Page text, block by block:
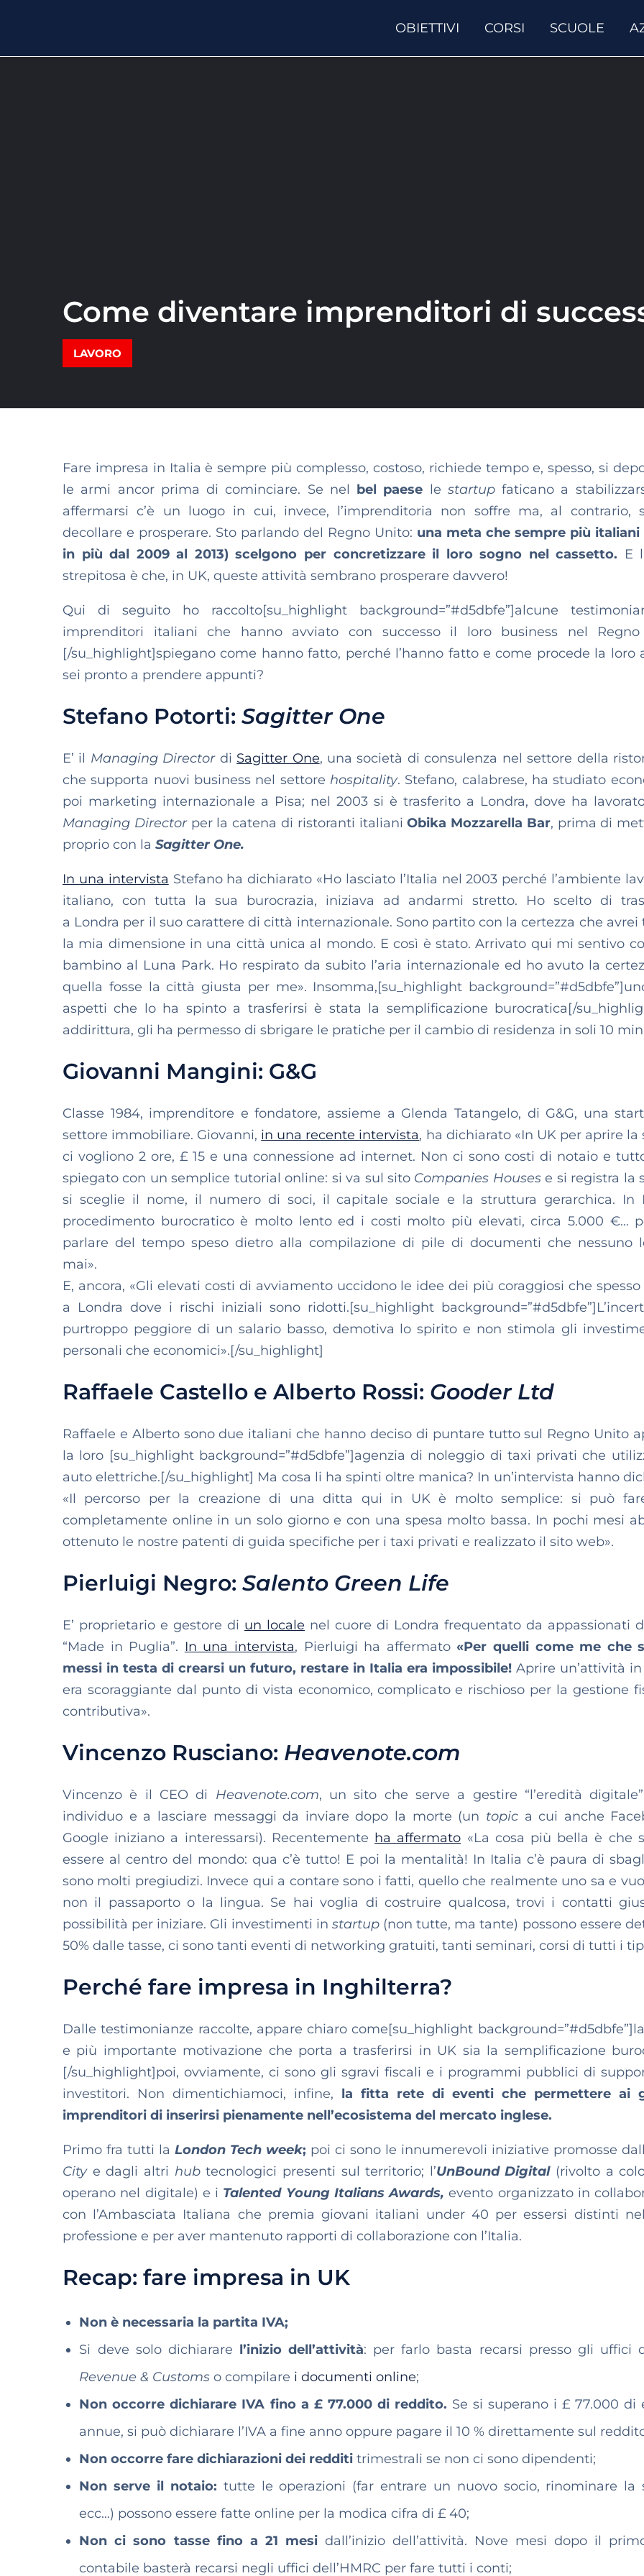
OBIETTIVI CORSI SCUOLE
Come diventare imprenditori di
LAVORO
Fare impresa in Italia è sempre più complesso, costoso, richiede tempo e, spesso, si
le armi ancor prima di cominciare. Se nel bel paese le startupfaticano a
affermarsi c’è un luogo in cui, invece, l’imprenditoria non soffre ma, al contrario,
decollare e prosperare. Sto parlando del Regno Unito: una meta che sempre più italiani
in più dal 2009 al 2013) scelgono per concretizzare il loro sogno nel cassetto. E
strepitosa è che, in UK, queste attività sembrano prosperare davvero!
Qui di seguito ho raccolto[su_highlight background=”#d5dbfe”]alcune
imprenditori italiani che hanno avviato con successo il loro business nel Regno
[/su_highlight]spiegano come hanno fatto, perché l’hanno fatto e come procede la loro
sei pronto a prendere appunti?
Stefano Potorti: Sagitter One
E’ il Managing Directordi Sagitter One, una società di consulenza nel settore della
che supporta nuovi business nel settore hospitality. Stefano, calabrese, ha studiato
poi marketing internazionale a Pisa; nel 2003 si è trasferito a Londra, dove ha
Managing Directorper la catena di ristoranti italianiObika Mozzarella Bar, prima di
proprio con la Sagitter One.
In una intervista Stefano ha dichiarato «Ho lasciato l’Italia nel 2003 perché l’ambiente
italiano, con tutta la sua burocrazia, iniziava ad andarmi stretto. Ho scelto di
a Londra per il suo carattere di città internazionale. Sono partito con la certezza che avrei
la mia dimensione in una città unica al mondo. E così è stato. Arrivato qui mi sentivo
bambino al Luna Park. Ho respirato da subito l’aria internazionale ed ho avuto la
quella fosse la città giusta per me». Insomma,[su_highlight
aspetti che lo ha spinto a trasferirsi è stata la semplificazione burocratica[/
addirittura, gli ha permesso di sbrigare le pratiche per il cambio di residenza in soli 10
Giovanni Mangini: G&G
Classe 1984, imprenditore e fondatore, assieme a Glenda Tatangelo, di G&G, una
settore immobiliare. Giovanni, in una recente intervista, ha dichiarato «In UK per aprire la
ci vogliono 2 ore, £ 15 e una connessione ad internet. Non ci sono costi di notaio e
spiegato con un semplice tutorial online: si va sul sito Companies Housese si registra la
si sceglie il nome, il numero di soci, il capitale sociale e la struttura gerarchica. In
procedimento burocratico è molto lento ed i costi molto più elevati, circa 5.000 €…
parlare del tempo speso dietro alla compilazione di pile di documenti che nessuno
mai».
E, ancora, «Gli elevati costi di avviamento uccidono le idee dei più coraggiosi che
a Londra dove i rischi iniziali sono ridotti.[su_highlight
purtroppo peggiore di un salario basso, demotiva lo spirito e non stimola gli
personali che economici».[/su_highlight]
Raffaele Castello e Alberto Rossi: Gooder Ltd
Raffaele e Alberto sono due italiani che hanno deciso di puntare tutto sul Regno Unito
la loro [su_highlight background=”#d5dbfe”]agenzia di noleggio di taxi privati che
auto elettriche.[/su_highlight] Ma cosa li ha spinti oltre manica? In un’intervista hanno
«Il percorso per la creazione di una ditta qui in UK è molto semplice: si può
completamente online in un solo giorno e con una spesa molto bassa. In pochi mesi
ottenuto le nostre patenti di guida specifiche per i taxi privati e realizzato il sito web».
Pierluigi Negro: Salento Green Life
E’ proprietario e gestore di un locale nel cuore di Londra frequentato da appassionati
“Made in Puglia”. In una intervista, Pierluigi ha affermato«Per quelli come me che
messi in testa di crearsi un futuro, restare in Italia era impossibile! Aprire un’attività
era scoraggiante dal punto di vista economico, complicato e rischioso per la gestione
contributiva».
Vincenzo Rusciano: Heavenote.com
Vincenzo è il CEO di Heavenote.com, un sito che serve a gestire “l’eredità
individuo e a lasciare messaggi da inviare dopo la morte (un topica cui anche
Google iniziano a interessarsi). Recentemente ha affermato «La cosa più bella è che
essere al centro del mondo: qua c’è tutto! E poi la mentalità! In Italia c’è paura di
sono molti pregiudizi. Invece qui a contare sono i fatti, quello che realmente uno sa e
non il passaporto o la lingua. Se hai voglia di costruire qualcosa, trovi i contatti
possibilità per iniziare. Gli investimenti in startup(non tutte, ma tante) possono essere
50% dalle tasse, ci sono tanti eventi di networking gratuiti, tanti seminari, corsi di tutti i
Perché fare impresa in Inghilterra?
Dalle testimonianze raccolte, appare chiaro come[su_highlight
e più importante motivazione che porta a trasferirsi in UK sia la semplificazione
[/su_highlight]poi, ovviamente, ci sono gli sgravi fiscali e i programmi pubblici di
investitori. Non dimentichiamoci, infine, la fitta rete di eventi che permettere ai
imprenditori di inserirsi pienamente nell’ecosistema del mercato inglese.
Primo fra tutti la London Tech week; poi ci sono le innumerevoli iniziative promosse
Citye dagli altri hubtecnologici presenti sul territorio; l’UnBound Digital(rivolto a
operano nel digitale) e i Talented Young Italians Awards,evento organizzato in
con l’Ambasciata Italiana che premia giovani italiani under 40 per essersi distinti
professione e per aver mantenuto rapporti di collaborazione con l’Italia.
Recap: fare impresa in UK
Non è necessaria la partita IVA;
Si deve solo dichiarare l’inizio dell’attività: per farlo basta recarsi presso gli uffici
Revenue & Customso compilare i documenti online;
Non occorre dichiarare IVA fino a £ 77.000 di reddito. Se si superano i £ 77.000 di
annue, si può dichiarare l’IVA a fine anno oppure pagare il 10 % direttamente sul
Non occorre fare dichiarazioni dei redditi trimestrali se non ci sono dipendenti;
Non serve il notaio: tutte le operazioni (far entrare un nuovo socio, rinominare la
ecc…) possono essere fatte online per la modica cifra di £ 40;
Non ci sono tasse fino a 21 mesidall’inizio dell’attività. Nove mesi dopo il
contabile basterà recarsi negli uffici dell’HMRC per fare tutti i conti;